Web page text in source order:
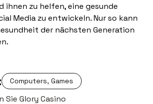
zu helfen, eine gesunde
Media zu entwickeln. Nur so kann
der nächsten Generation
Computers, Games
Sie Glory Casino